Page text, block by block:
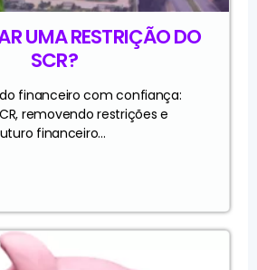
UMA RESTRIÇÃO DO
SCR?
financeiro com confiança:
removendo restrições e
financeiro...